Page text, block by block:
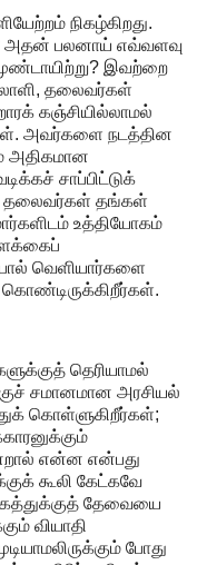
நிகழ்கிறது.
அதன் பலனாய் எவ்வளவு
இவற்றை
தலைவர்கள்
கஞ்சியில்லாமல்
அவர்களை நடத்தின
அதிகமான
சாப்பிட்டுக்
தலைவர்கள் தங்கள்
உத்தியோகம்
வெளியார்களை
தெரியாமல்
சமானமான அரசியல்
கொள்ளுகிறீர்கள்;
என்ன என்பது
கூலி கேட்கவே
தேவையை
வியாதி
போது